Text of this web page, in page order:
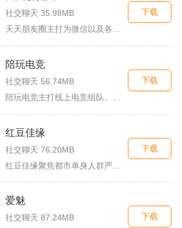
社交聊天 35.98MB
下载
陪玩电竞
社交聊天 56.74MB
下载
红豆佳缘
社交聊天 76.20MB
下载
爱魅
社交聊天 87.24MB
下载